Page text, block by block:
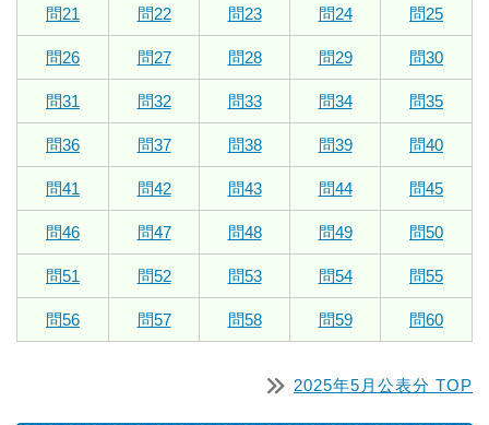
問21 問22 問23 問24 問25
問26 問27 問28 問29 問30
問31 問32 問33 問34 問35
問36 問37 問38 問39 問40
問41 問42 問43 問44 問45
問46 問47 問48 問49 問50
問51 問52 問53 問54 問55
問56 問57 問58 問59 問60
2025年5月公表分 TOP